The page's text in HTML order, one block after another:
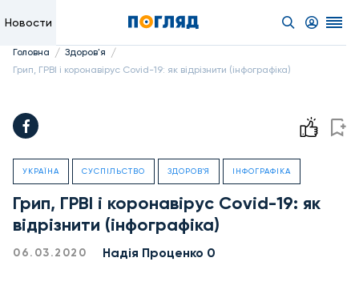
Новости
Головна / Здоров'я /
Грип, ГРВІ і коронавірус Covid-19: як відрізнити (інфографіка)
УКРАЇНА СУСПІЛЬСТВО ЗДОРОВ'Я ІНФОГРАФІКА
Грип, ГРВІ і коронавірус Covid-19: як
відрізнити (інфографіка)
06.03.2020 Надiя Проценко 0